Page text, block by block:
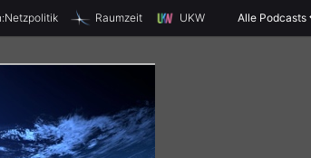
Raumzeit UKW Alle Podcasts